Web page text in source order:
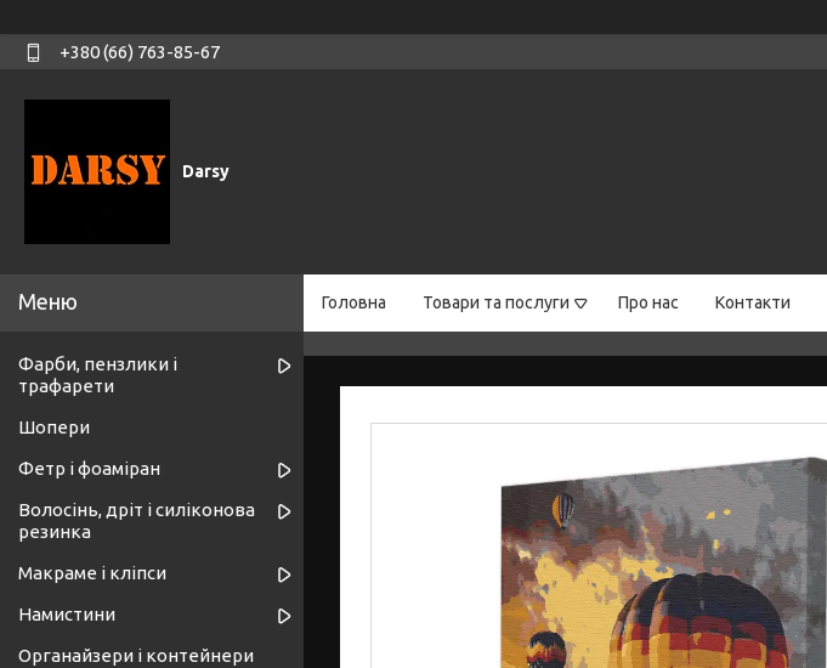
+380 (66) 763-85-67
Darsy
Головна Товари та послуги Про нас Контакти
Фарби, пензлики і
трафарети
Шопери
Фетр і фоаміран
Волосінь, дріт і силіконова
резинка
Макраме і кліпси
Намистини
Органайзери і контейнери